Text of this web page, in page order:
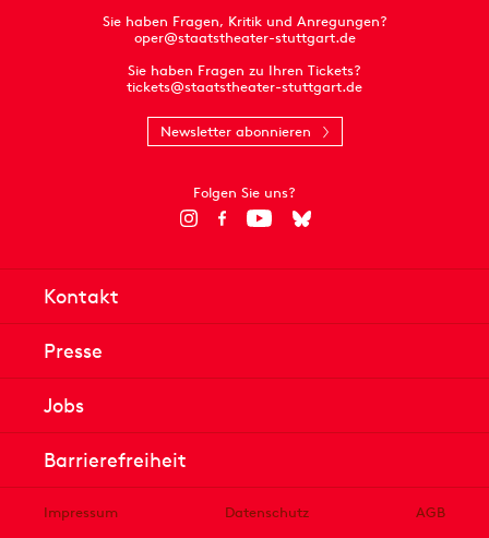
Sie haben Fragen, Kritik und Anregungen?
oper@staatstheater-stuttgart.de
Sie haben Fragen zu Ihren Tickets?
tickets@staatstheater-stuttgart.de
Newsletter abonnieren
Folgen Sie uns?
Kontakt
Presse
Jobs
Barrierefreiheit
Impressum Datenschutz AGB